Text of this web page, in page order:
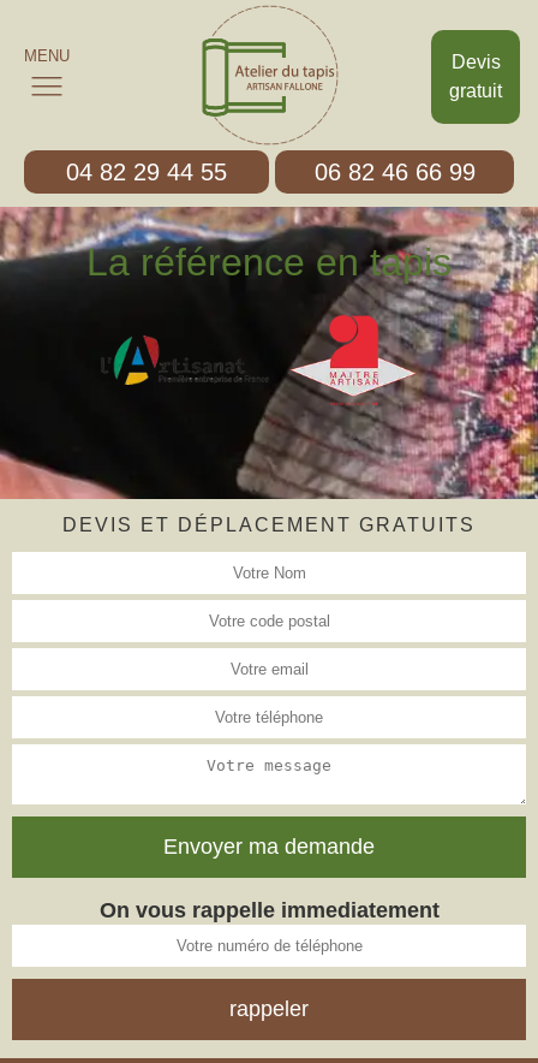
Devis
gratuit
MENU
04 82 29 44 55 06 82 46 66 99
La référence en tapis
DEVIS ET DÉPLACEMENT GRATUITS
On vous rappelle immediatement